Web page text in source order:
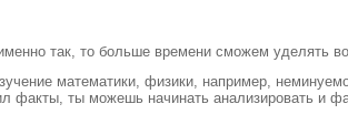
так, то больше времени сможем уделять
математики, физики, например,
факты, ты можешь начинать анализировать и